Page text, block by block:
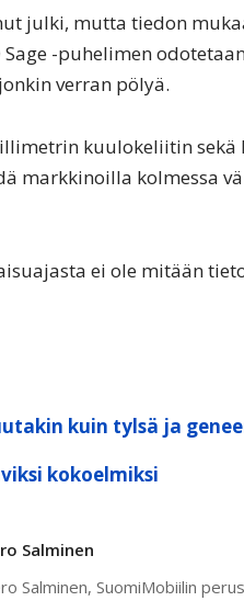
julki, mutta tiedon
-puhelimen
verran pölyä.
kuulokeliitin sekä
markkinoilla kolmessa
ei ole mitään
kuin tylsä ja
kokoelmiksi
Salminen
Salminen, SuomiMobiilin